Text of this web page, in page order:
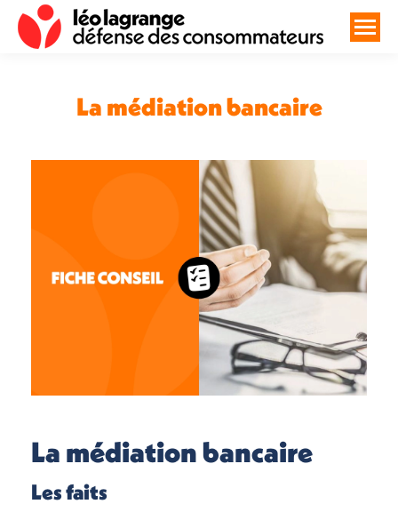
La médiation bancaire
La médiation bancaire
Les faits